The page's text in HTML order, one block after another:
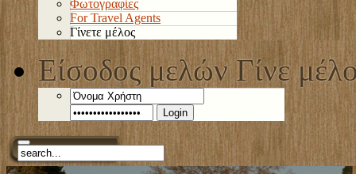
Φωτογραφίες
For Travel Agents
Γίνετε μέλος
Είσοδος μελώνΓίνε
Login